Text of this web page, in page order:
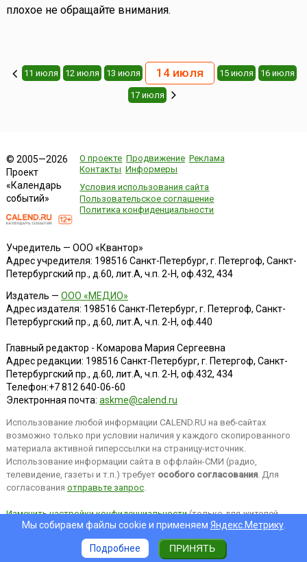
плохое не обращайте внимания.
11 июля 12 июля 13 июля 14 июля 15 июля 16 июля
17 июля
© 2005—2026
Проект
«Календарь
событий»
О проекте Продвижение Реклама
Контакты Информеры
Условия использования сайта
Пользовательское соглашение
Политика конфиденциальности
Учредитель — ООО «Квантор»
Адрес учредителя: 198516 Санкт-Петербург, г. Петергоф, Санкт-
Петербургский пр., д.60, лит.А, ч.п. 2-Н, оф.432, 434
Издатель — ООО «МЕДИО»
Адрес издателя: 198516 Санкт-Петербург, г. Петергоф, Санкт-
Петербургский пр., д.60, лит.А, ч.п. 2-Н, оф.440
Главный редактор - Комарова Мария Сергеевна
Адрес редакции: 198516 Санкт-Петербург, г. Петергоф, Санкт-
Петербургский пр., д.60, лит.А, ч.п. 2-Н, оф.432, 434
Телефон:+7 812 640-06-60
Электронная почта: askme@calend.ru
Использование любой информации CALEND.RU на веб-сайтах
возможно только при условии наличия у каждого скопированного
материала активной гиперссылки на страницу-источник.
Использование информации сайта в оффлайн-СМИ (радио,
телевидение, газеты и т.п.) требует особого согласования. Для
согласования отправьте запрос.
Изменить настройки конфиденциальности(только для жителей
EEA).Мы собираем файлы cookie и применяем Яндекс.Метрику.
Подробнее ПРИНЯТЬ